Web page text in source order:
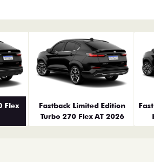
Flex
Fastback Limited Edition
Turbo 270 Flex AT 2026